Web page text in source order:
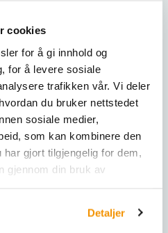
cookies
for å gi innhold og
for å levere sosiale
trafikken vår. Vi deler
du bruker nettstedet
sosiale medier,
som kan kombinere den
gjort tilgjengelig for dem,
gjennom din bruk av
Detaljer
for
000–23 000 o/min.
opptil 10 mm.
µm, avhengig av
for tilpasning til spesifikke
40 µm
- 23,000 min-1, free selectable